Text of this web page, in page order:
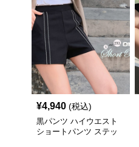
¥4,940 (税込)
黒パンツ ハイウエスト
ショートパンツ ステッ